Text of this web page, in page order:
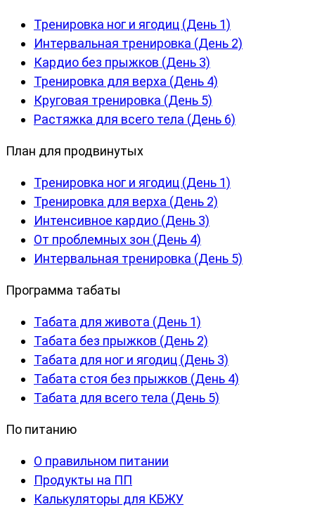
Тренировка ног и ягодиц (День 1)
Интервальная тренировка (День 2)
Кардио без прыжков (День 3)
Тренировка для верха (День 4)
Круговая тренировка (День 5)
Растяжка для всего тела (День 6)
План для продвинутых
Тренировка ног и ягодиц (День 1)
Тренировка для верха (День 2)
Интенсивное кардио (День 3)
От проблемных зон (День 4)
Интервальная тренировка (День 5)
Программа табаты
Табата для живота (День 1)
Табата без прыжков (День 2)
Табата для ног и ягодиц (День 3)
Табата стоя без прыжков (День 4)
Табата для всего тела (День 5)
По питанию
О правильном питании
Продукты на ПП
Калькуляторы для КБЖУ